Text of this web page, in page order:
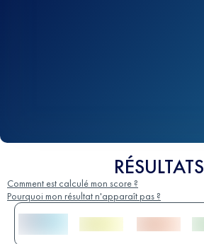
RÉSULTATS
Comment est calculé mon score ?
Pourquoi mon résultat n'apparaît pas ?